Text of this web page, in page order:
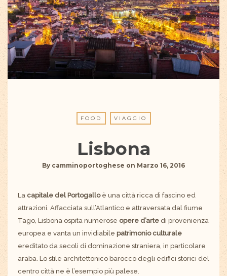
FOOD VIAGGIO
Lisbona
By camminoportoghese on Marzo 16, 2016
La capitale del Portogalloè una città ricca di fascino ed
attrazioni. Affacciata sull’Atlantico e attraversata dal fiume
Tago, Lisbona ospita numerose opere d’arte di provenienza
europea e vanta un invidiabile patrimonio culturale
ereditato da secoli di dominazione straniera, in particolare
araba. Lo stile architettonico barocco degli edifici storici del
centro città ne è l’esempio più palese.